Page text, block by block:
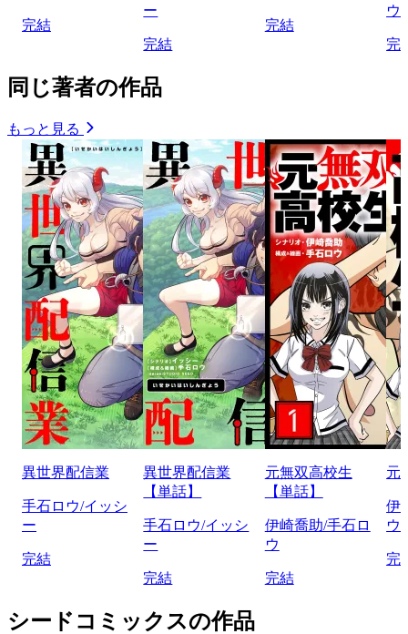
完結
ー
完結
完結
ウ
完
同じ著者の作品
もっと見る
異世界配信業
手石ロウ/イッシ
ー
完結
異世界配信業
【単話】
手石ロウ/イッシ
ー
完結
元無双高校生
【単話】
伊崎喬助/手石ロ
ウ
完結
元
伊
ウ
完
シードコミックスの作品